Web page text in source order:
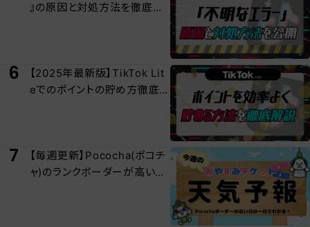
』の原因と対処方法を徹底解
6
【2025年最新版】TikTok Lit
eでのポイントの貯め方徹底
7
【毎週更新】Pococha(ポコチ
ャ)のランクボーダーが高い日